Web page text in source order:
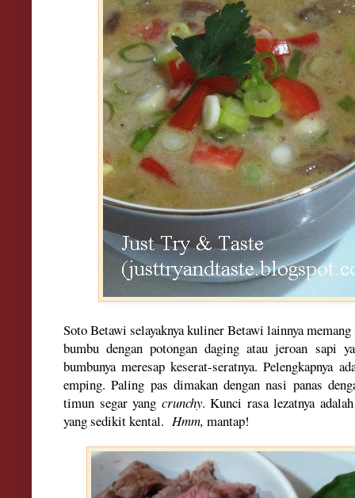
Soto Betawi selayaknya kuliner Betawi lainnya memang
bumbu dengan potongan daging atau jeroan sapi
bumbunya meresap keserat-seratnya. Pelengkapnya
emping. Paling pas dimakan dengan nasi panas
timun segar yang crunchy. Kunci rasa lezatnya
yang sedikit kental. Hmm, mantap!